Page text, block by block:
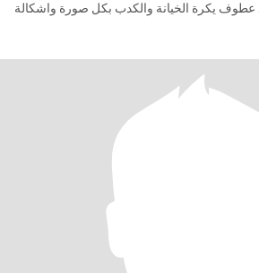
عطوف يكرة الخيانة والكدب بكل صورة واشكالة